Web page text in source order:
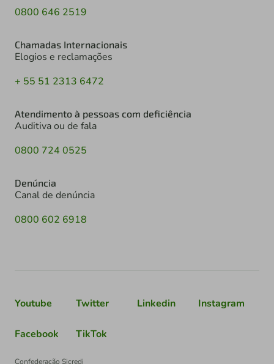
0800 646 2519
Chamadas Internacionais
Elogios e reclamações
+ 55 51 2313 6472
Atendimento à pessoas com deficiência
Auditiva ou de fala
0800 724 0525
Denúncia
Canal de denúncia
0800 602 6918
Youtube Twitter Linkedin Instagram
Facebook TikTok
Confederação Sicredi